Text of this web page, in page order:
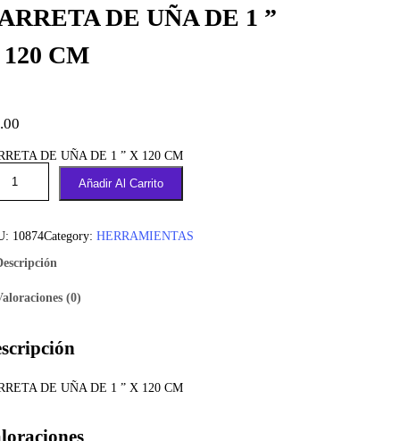
DE UÑA DE 1 ”
CM
DE UÑA DE 1 ” X 120 CM
Añadir Al Carrito
10874Category: HERRAMIENTAS
(0)
DE UÑA DE 1 ” X 120 CM